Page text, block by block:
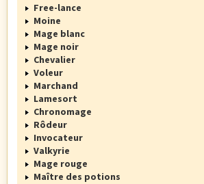
Free-lance
Moine
Mage blanc
Mage noir
Chevalier
Voleur
Marchand
Lamesort
Chronomage
Rôdeur
Invocateur
Valkyrie
Mage rouge
Maître des potions